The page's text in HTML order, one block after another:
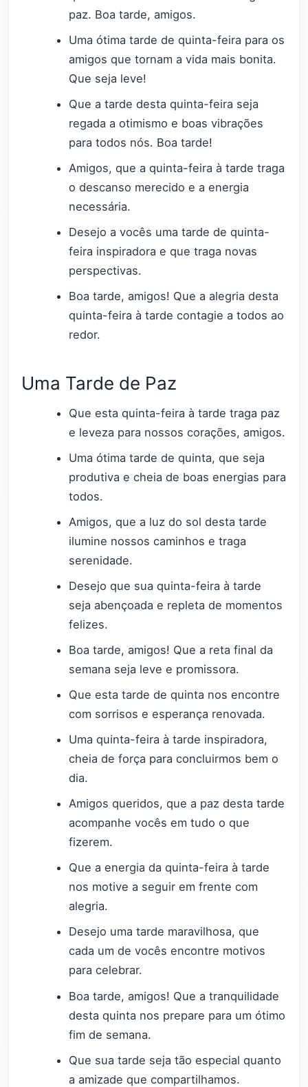
paz. Boa tarde, amigos.
Uma ótima tarde de quinta-feira para os
amigos que tornam a vida mais bonita.
Que seja leve!
Que a tarde desta quinta-feira seja
regada a otimismo e boas vibrações
para todos nós. Boa tarde!
Amigos, que a quinta-feira à tarde traga
o descanso merecido e a energia
necessária.
Desejo a vocês uma tarde de quinta-
feira inspiradora e que traga novas
perspectivas.
Boa tarde, amigos! Que a alegria desta
quinta-feira à tarde contagie a todos ao
redor.
Uma Tarde de Paz
Que esta quinta-feira à tarde traga paz
e leveza para nossos corações, amigos.
Uma ótima tarde de quinta, que seja
produtiva e cheia de boas energias para
todos.
Amigos, que a luz do sol desta tarde
ilumine nossos caminhos e traga
serenidade.
Desejo que sua quinta-feira à tarde
seja abençoada e repleta de momentos
felizes.
Boa tarde, amigos! Que a reta final da
semana seja leve e promissora.
Que esta tarde de quinta nos encontre
com sorrisos e esperança renovada.
Uma quinta-feira à tarde inspiradora,
cheia de força para concluirmos bem o
dia.
Amigos queridos, que a paz desta tarde
acompanhe vocês em tudo o que
fizerem.
Que a energia da quinta-feira à tarde
nos motive a seguir em frente com
alegria.
Desejo uma tarde maravilhosa, que
cada um de vocês encontre motivos
para celebrar.
Boa tarde, amigos! Que a tranquilidade
desta quinta nos prepare para um ótimo
fim de semana.
Que sua tarde seja tão especial quanto
a amizade que compartilhamos.